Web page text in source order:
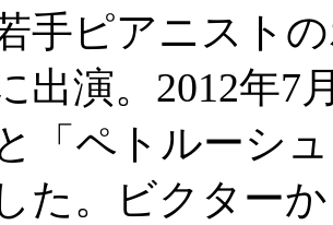
手ピアニスト
出演。2012年
「ペトルーシ
た。ビクター